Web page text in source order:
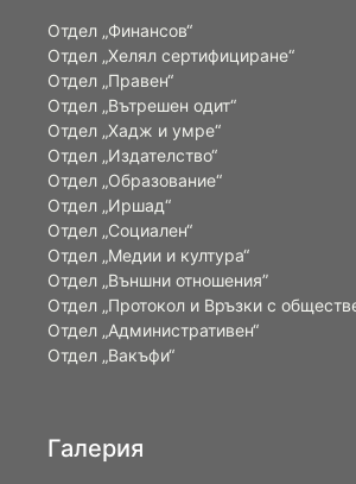
Отдел „Финансов“
Отдел „Хелял сертифициране“
Отдел „Правен“
Отдел „Вътрешен одит“
Отдел „Хадж и умре“
Отдел „Издателство“
Отдел „Образование“
Отдел „Иршад“
Отдел „Социален“
Отдел „Медии и култура“
Отдел „Външни отношения”
Oтдел „Протокол и Връзки с
Отдел „Административен“
Отдел „Вакъфи“
Галерия